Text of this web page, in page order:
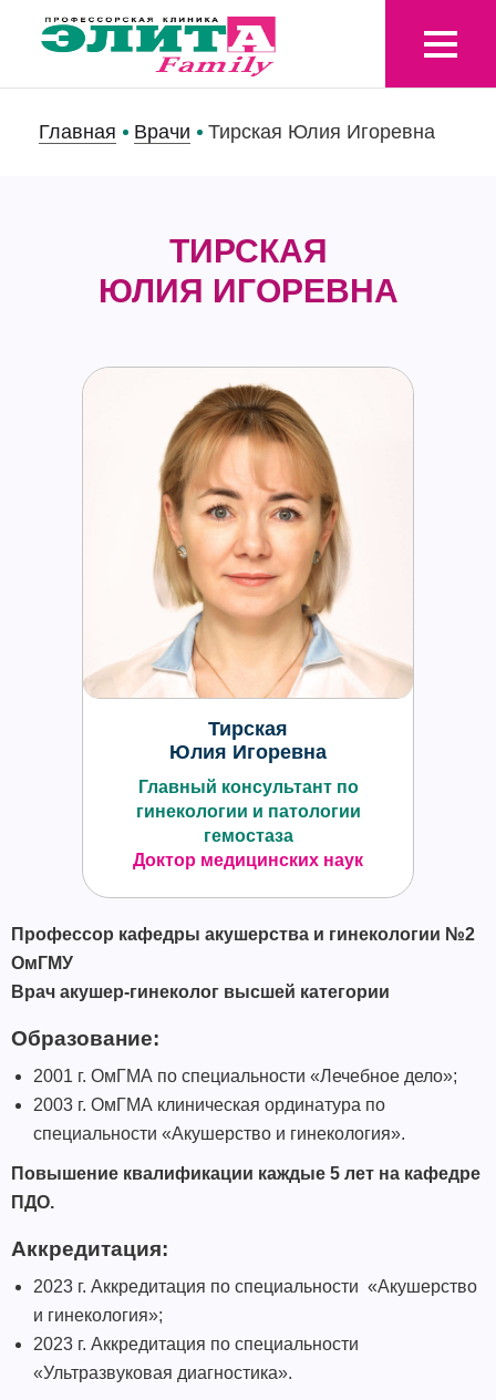
Главная Врачи Тирская Юлия Игоревна
ТИРСКАЯ
ЮЛИЯ ИГОРЕВНА
Тирская
Юлия Игоревна
Главный консультант по
гинекологии и патологии
гемостаза
Доктор медицинских наук
Профессор кафедры акушерства и гинекологии №2
ОмГМУ
Врач акушер-гинеколог высшей категории
Образование:
2001 г. ОмГМА по специальности «Лечебное дело»;
2003 г. ОмГМА клиническая ординатура по
специальности «Акушерство и гинекология».
Повышение квалификации каждые 5 лет на кафедре
ПДО.
Аккредитация:
2023 г. Аккредитация по специальности «Акушерство
и гинекология»;
2023 г. Аккредитация по специальности
«Ультразвуковая диагностика».